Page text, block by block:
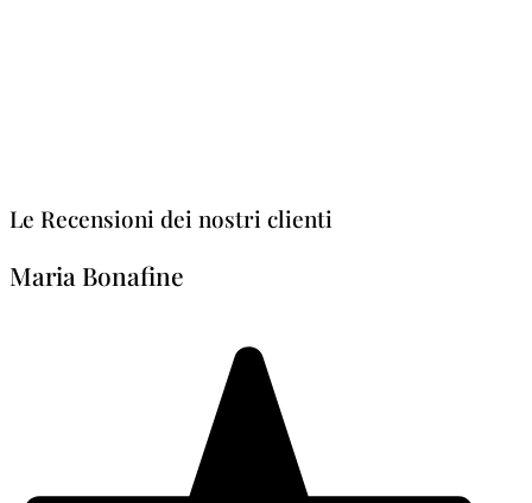
Le Recensioni dei nostri clienti
Maria Bonafine